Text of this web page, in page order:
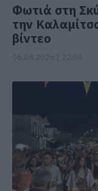
Φωτιά στη
την
βίντεο